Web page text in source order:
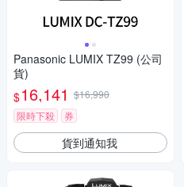
Panasonic LUMIX TZ99 (公司
貨)
$16,141 $16,990
限時下殺
券
貨到通知我